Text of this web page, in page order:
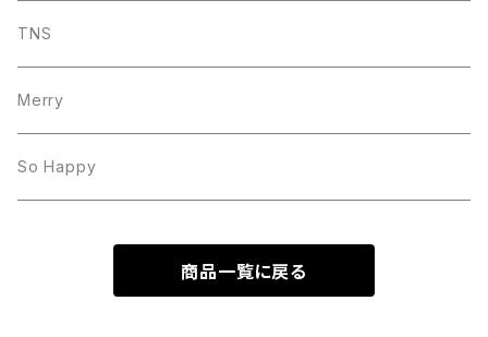
TNS
Merry
So Happy
商品一覧に戻る